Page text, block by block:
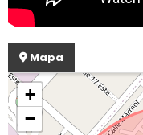
Mapa
+
−